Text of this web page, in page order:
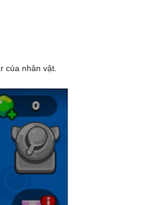
của nhân vật.